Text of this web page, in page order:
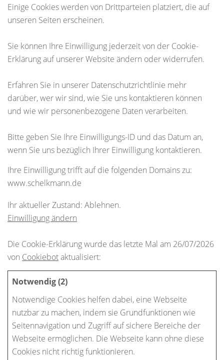
Einige Cookies werden von Drittparteien platziert, die auf
unseren Seiten erscheinen.
Sie können Ihre Einwilligung jederzeit von der Cookie-
Erklärung auf unserer Website ändern oder widerrufen.
Erfahren Sie in unserer Datenschutzrichtlinie mehr
darüber, wer wir sind, wie Sie uns kontaktieren können
und wie wir personenbezogene Daten verarbeiten.
Bitte geben Sie Ihre Einwilligungs-ID und das Datum an,
wenn Sie uns bezüglich Ihrer Einwilligung kontaktieren.
Ihre Einwilligung trifft auf die folgenden Domains zu:
www.schelkmann.de
Ihr aktueller Zustand: Ablehnen.
Einwilligung ändern
Die Cookie-Erklärung wurde das letzte Mal am 26/07/2026
von Cookiebotaktualisiert:
Notwendig (2)
Notwendige Cookies helfen dabei, eine Webseite
nutzbar zu machen, indem sie Grundfunktionen wie
Seitennavigation und Zugriff auf sichere Bereiche der
Webseite ermöglichen. Die Webseite kann ohne diese
Cookies nicht richtig funktionieren.